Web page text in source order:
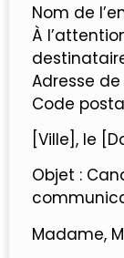
Nom de
À
Adresse de
Code
[Ville], le
Objet :
Madame,